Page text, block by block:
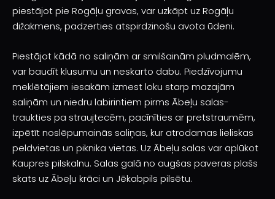
piestājot pie Rogāļu gravas, var uzkāpt uz Rogāļu
dižakmens, padzerties atspirdzinošu avota ūdeni.
Piestājot kādā no saliņām ar smilšainām pludmalēm,
var baudīt klusumu un neskarto dabu. Piedzīvojumu
meklētājiem iesakām izmest loku starp mazajām
saliņām un niedru labirintiem pirms Ābeļu salas-
traukties pa straujtecēm, pacīnīties ar pretstraumēm,
izpētīt noslēpumainās saliņas, kur atrodamas lieliskas
peldvietas un piknika vietas. Uz Ābeļu salas var aplūkot
Kaupres pilskalnu. Salas galā no augšas paveras plašs
skats uz Ābeļu krāci un Jēkabpils pilsētu.